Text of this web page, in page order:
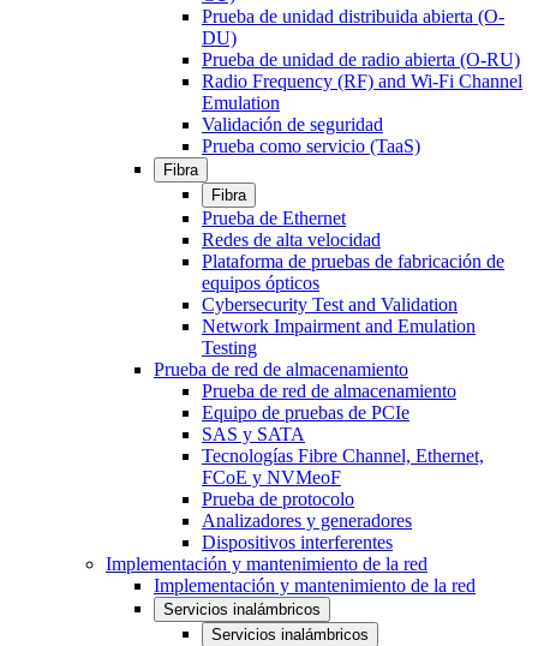
Prueba de unidad distribuida abierta (O-
DU)
Prueba de unidad de radio abierta (O-RU)
Radio Frequency (RF) and Wi-Fi Channel
Emulation
Validación de seguridad
Prueba como servicio (TaaS)
Fibra
Fibra
Prueba de Ethernet
Redes de alta velocidad
Plataforma de pruebas de fabricación de
equipos ópticos
Cybersecurity Test and Validation
Network Impairment and Emulation
Testing
Prueba de red de almacenamiento
Prueba de red de almacenamiento
Equipo de pruebas de PCIe
SAS y SATA
Tecnologías Fibre Channel, Ethernet,
FCoE y NVMeoF
Prueba de protocolo
Analizadores y generadores
Dispositivos interferentes
Implementación y mantenimiento de la red
Implementación y mantenimiento de la red
Servicios inalámbricos
Servicios inalámbricos